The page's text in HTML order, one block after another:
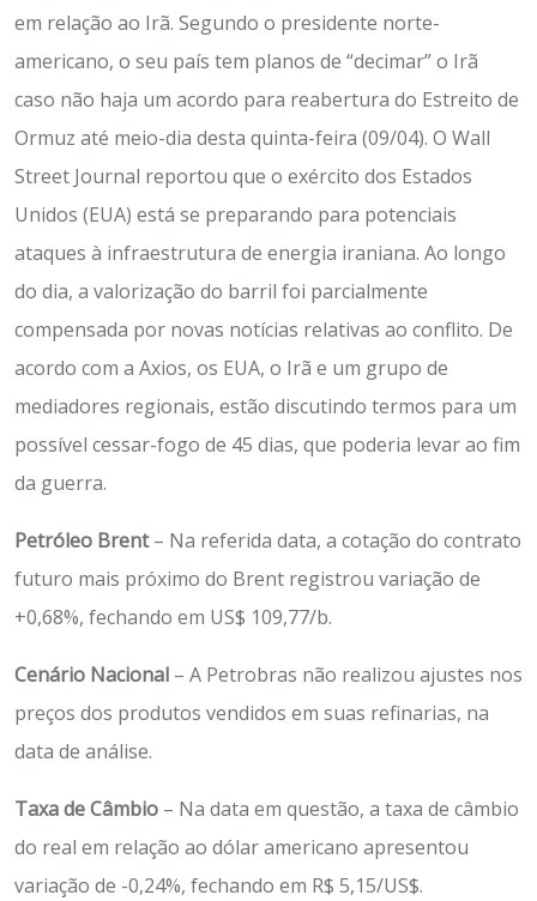
em relação ao Irã. Segundo o presidente norte-
americano, o seu país tem planos de “decimar” o Irã
caso não haja um acordo para reabertura do Estreito de
Ormuz até meio-dia desta quinta-feira (09/04). O Wall
Street Journal reportou que o exército dos Estados
Unidos (EUA) está se preparando para potenciais
ataques à infraestrutura de energia iraniana. Ao longo
do dia, a valorização do barril foi parcialmente
compensada por novas notícias relativas ao conflito. De
acordo com a Axios, os EUA, o Irã e um grupo de
mediadores regionais, estão discutindo termos para um
possível cessar-fogo de 45 dias, que poderia levar ao fim
da guerra.
Petróleo Brent– Na referida data, a cotação do contrato
futuro mais próximo do Brent registrou variação de
+0,68%, fechando em US$ 109,77/b.
Cenário Nacional – A Petrobras não realizou ajustes nos
preços dos produtos vendidos em suas refinarias, na
data de análise.
Taxa de Câmbio – Na data em questão, a taxa de câmbio
do real em relação ao dólar americano apresentou
variação de -0,24%, fechando em R$ 5,15/US$.